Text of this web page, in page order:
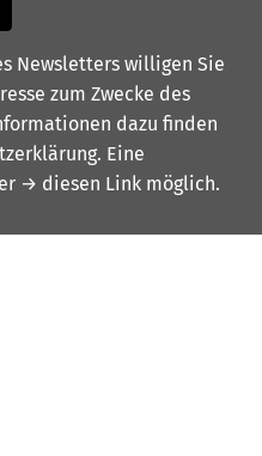
Newsletters willigen Sie
zum Zwecke des
dazu finden
. Eine
→ diesen Link möglich.